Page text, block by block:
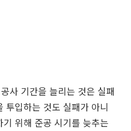
사 기간을 늘리는 것은 실패
투입하는 것도 실패가 아니
위해 준공 시기를 늦추는